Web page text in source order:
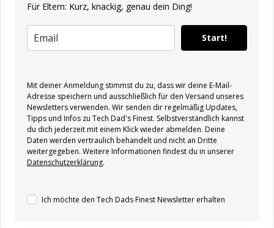
Für Eltern: Kurz, knackig, genau dein Ding!
Start!
Mit deiner Anmeldung stimmst du zu, dass wir deine E-Mail-
Adresse speichern und ausschließlich für den Versand unseres
Newsletters verwenden. Wir senden dir regelmäßig Updates,
Tipps und Infos zu Tech Dad's Finest. Selbstverständlich kannst
du dich jederzeit mit einem Klick wieder abmelden. Deine
Daten werden vertraulich behandelt und nicht an Dritte
weitergegeben. Weitere Informationen findest du in unserer
Datenschutzerklärung.
Ich möchte den Tech Dads Finest Newsletter erhalten